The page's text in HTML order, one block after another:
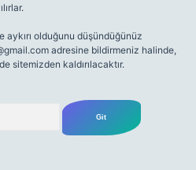
olduğunu düşündüğünüz
adresine bildirmeniz halinde,
sitemizden kaldırılacaktır.